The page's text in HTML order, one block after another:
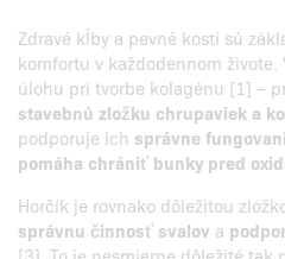
Zdravé kĺby a pevné kosti sú
komfortu v každodennom živote.
úlohu pri tvorbe kolagénu [1] –
stavebnú zložku chrupaviek a
podporuje ich správne
pomáha chrániť bunky pred
Horčík je rovnako dôležitou
správnu činnosť svalov a